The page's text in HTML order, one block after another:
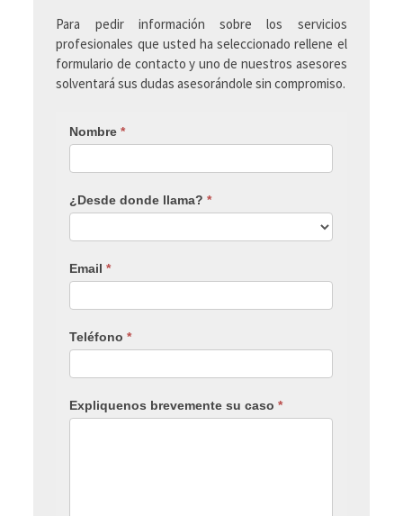
Para pedir información sobre los servicios
profesionales que usted ha seleccionado rellene el
formulario de contacto y uno de nuestros asesores
solventará sus dudas asesorándole sin compromiso.
Nombre*
¿Desde donde llama?*
Email*
Teléfono*
Expliquenos brevemente su caso*